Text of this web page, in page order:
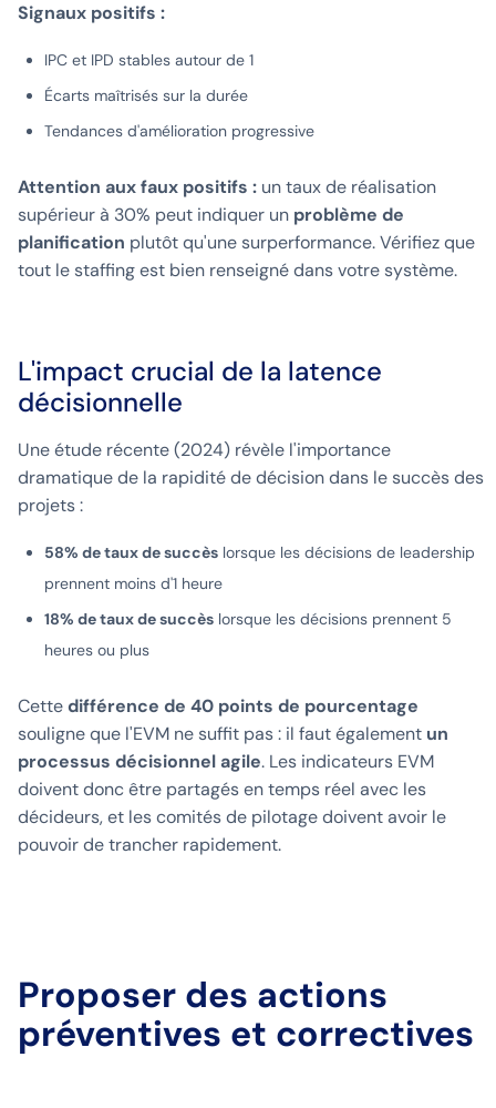
Signaux positifs :
IPC et IPD stables autour de 1
Écarts maîtrisés sur la durée
Tendances d'amélioration progressive
Attention aux faux positifs : un taux de réalisation
supérieur à 30% peut indiquer un problème de
planification plutôt qu'une surperformance. Vérifiez que
tout le staffing est bien renseigné dans votre système.
L'impact crucial de la latence
décisionnelle
Une étude récente (2024) révèle l'importance
dramatique de la rapidité de décision dans le succès des
projets :
58% de taux de succès lorsque les décisions de leadership
prennent moins d'1 heure
18% de taux de succès lorsque les décisions prennent 5
heures ou plus
Cettedifférence de 40 points de pourcentage
souligne que l'EVM ne suffit pas : il faut également un
processus décisionnel agile. Les indicateurs EVM
doivent donc être partagés en temps réel avec les
décideurs, et les comités de pilotage doivent avoir le
pouvoir de trancher rapidement.
Proposer des actions
préventives et correctives